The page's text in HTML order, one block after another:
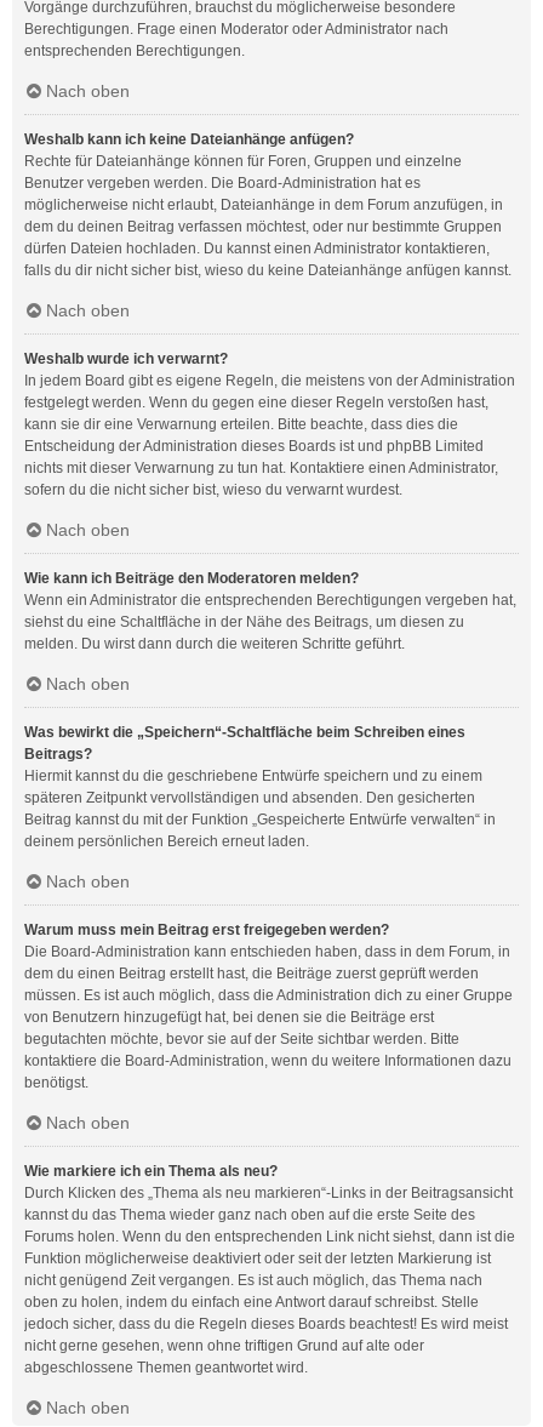
Vorgänge durchzuführen, brauchst du möglicherweise besondere
Berechtigungen. Frage einen Moderator oder Administrator nach
entsprechenden Berechtigungen.
Nach oben
Weshalb kann ich keine Dateianhänge anfügen?
Rechte für Dateianhänge können für Foren, Gruppen und einzelne
Benutzer vergeben werden. Die Board-Administration hat es
möglicherweise nicht erlaubt, Dateianhänge in dem Forum anzufügen, in
dem du deinen Beitrag verfassen möchtest, oder nur bestimmte Gruppen
dürfen Dateien hochladen. Du kannst einen Administrator kontaktieren,
falls du dir nicht sicher bist, wieso du keine Dateianhänge anfügen kannst.
Nach oben
Weshalb wurde ich verwarnt?
In jedem Board gibt es eigene Regeln, die meistens von der Administration
festgelegt werden. Wenn du gegen eine dieser Regeln verstoßen hast,
kann sie dir eine Verwarnung erteilen. Bitte beachte, dass dies die
Entscheidung der Administration dieses Boards ist und phpBB Limited
nichts mit dieser Verwarnung zu tun hat. Kontaktiere einen Administrator,
sofern du die nicht sicher bist, wieso du verwarnt wurdest.
Nach oben
Wie kann ich Beiträge den Moderatoren melden?
Wenn ein Administrator die entsprechenden Berechtigungen vergeben hat,
siehst du eine Schaltfläche in der Nähe des Beitrags, um diesen zu
melden. Du wirst dann durch die weiteren Schritte geführt.
Nach oben
Was bewirkt die „Speichern“-Schaltfläche beim Schreiben eines
Beitrags?
Hiermit kannst du die geschriebene Entwürfe speichern und zu einem
späteren Zeitpunkt vervollständigen und absenden. Den gesicherten
Beitrag kannst du mit der Funktion „Gespeicherte Entwürfe verwalten“ in
deinem persönlichen Bereich erneut laden.
Nach oben
Warum muss mein Beitrag erst freigegeben werden?
Die Board-Administration kann entschieden haben, dass in dem Forum, in
dem du einen Beitrag erstellt hast, die Beiträge zuerst geprüft werden
müssen. Es ist auch möglich, dass die Administration dich zu einer Gruppe
von Benutzern hinzugefügt hat, bei denen sie die Beiträge erst
begutachten möchte, bevor sie auf der Seite sichtbar werden. Bitte
kontaktiere die Board-Administration, wenn du weitere Informationen dazu
benötigst.
Nach oben
Wie markiere ich ein Thema als neu?
Durch Klicken des „Thema als neu markieren“-Links in der Beitragsansicht
kannst du das Thema wieder ganz nach oben auf die erste Seite des
Forums holen. Wenn du den entsprechenden Link nicht siehst, dann ist die
Funktion möglicherweise deaktiviert oder seit der letzten Markierung ist
nicht genügend Zeit vergangen. Es ist auch möglich, das Thema nach
oben zu holen, indem du einfach eine Antwort darauf schreibst. Stelle
jedoch sicher, dass du die Regeln dieses Boards beachtest! Es wird meist
nicht gerne gesehen, wenn ohne triftigen Grund auf alte oder
abgeschlossene Themen geantwortet wird.
Nach oben